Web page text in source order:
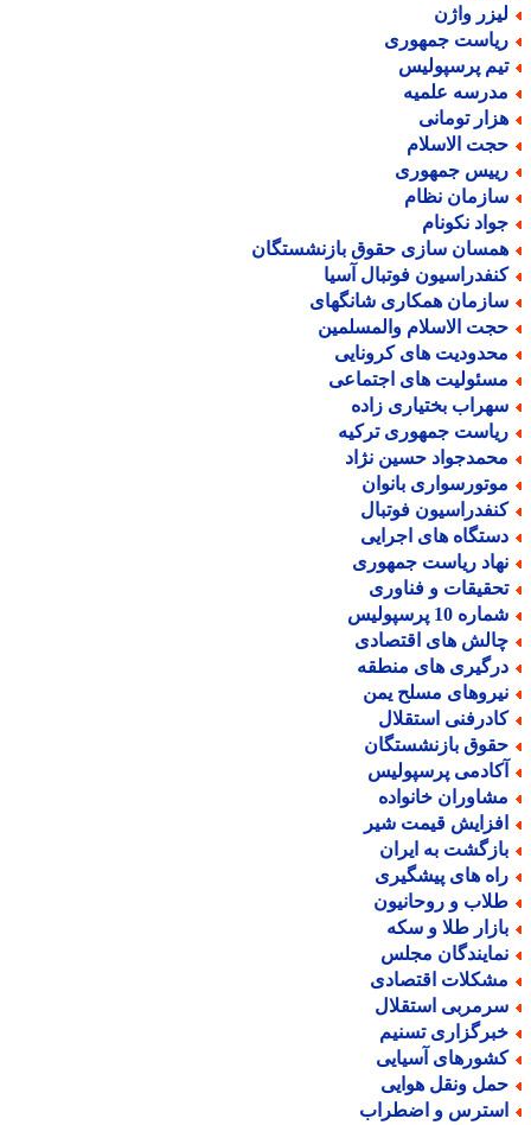
واژن
جمهوری
پرسپولیس
علمیه
تومانی
الاسلام
جمهوری
نظام
نکونام
سازی حقوق بازنشستگان
فوتبال آسیا
همکاری شانگهای
الاسلام والمسلمین
های کرونایی
های اجتماعی
بختیاری زاده
جمهوری ترکیه
حسین نژاد
بانوان
فوتبال
های اجرایی
ریاست جمهوری
و فناوری
10 پرسپولیس
های اقتصادی
های منطقه
مسلح یمن
استقلال
بازنشستگان
پرسپولیس
خانواده
قیمت شیر
به ایران
های پیشگیری
و روحانیون
طلا و سکه
مجلس
اقتصادی
استقلال
تسنیم
آسیایی
ونقل هوایی
و اضطراب